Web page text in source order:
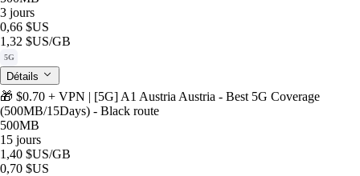
3 jours
0,66 $US
1,32 $US/GB
5G
Détails
🎁 $0.70 + VPN | [5G] A1 Austria Austria - Best 5G Coverage
(500MB/15Days) - Black route
500MB
15 jours
1,40 $US/GB
0,70 $US